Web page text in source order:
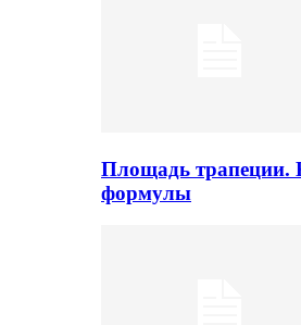
Площадь трапеции.
формулы